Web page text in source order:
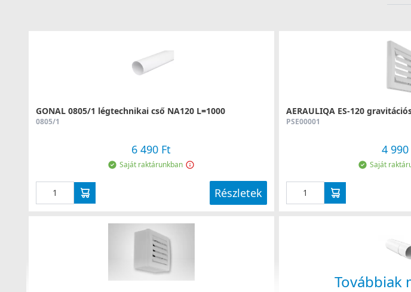
GONAL 0805/1 légtechnikai cső NA120 L=1000
0805/1
6 490 Ft
Saját raktárunkban
Részletek
AERAULIQA ES-120
PSE00001
4 990
Saját
Továbbiak